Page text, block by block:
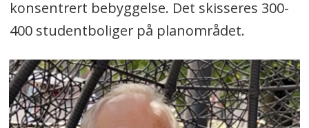
konsentrert bebyggelse. Det skisseres 300-
400 studentboliger på planområdet.